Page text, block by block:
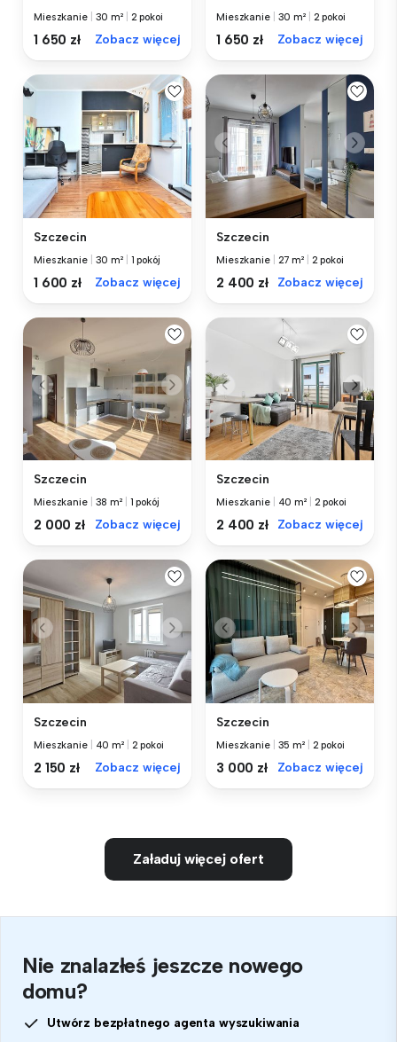
Mieszkanie 30 m² 2 pokoi
1 650 zł Zobacz więcej
Mieszkanie 30 m² 2 pokoi
1 650 zł Zobacz więcej
Szczecin
Mieszkanie 30 m² 1 pokój
1 600 zł Zobacz więcej
Szczecin
Mieszkanie 27 m² 2 pokoi
2 400 zł Zobacz więcej
Szczecin
Mieszkanie 38 m² 1 pokój
2 000 zł Zobacz więcej
Szczecin
Mieszkanie 40 m² 2 pokoi
2 400 zł Zobacz więcej
Szczecin
Mieszkanie 40 m² 2 pokoi
2 150 zł Zobacz więcej
Szczecin
Mieszkanie 35 m² 2 pokoi
3 000 zł Zobacz więcej
Załaduj więcej ofert
Nie znalazłeś jeszcze nowego
domu?
Utwórz bezpłatnego agenta wyszukiwania